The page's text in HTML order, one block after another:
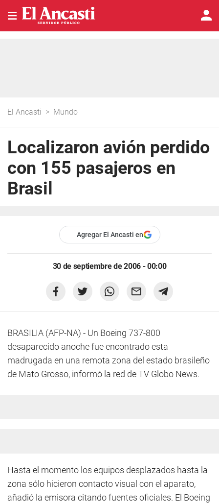
El Ancasti > Mundo
Localizaron avión perdido
con 155 pasajeros en
Brasil
Agregar El Ancasti en
30 de septiembre de 2006 - 00:00
BRASILIA (AFP-NA) - Un Boeing 737-800
desaparecido anoche fue encontrado esta
madrugada en una remota zona del estado brasileño
de Mato Grosso, informó la red de TV Globo News.
Hasta el momento los equipos desplazados hasta la
zona sólo hicieron contacto visual con el aparato,
añadió la emisora citando fuentes oficiales. El Boeing